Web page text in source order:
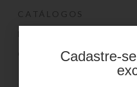
CATÁLOGOS
BLOG
CONTATOCadastre-